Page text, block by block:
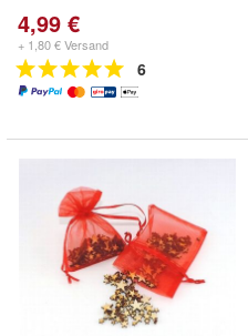
4,99 €
+ 1,80 € Versand
6